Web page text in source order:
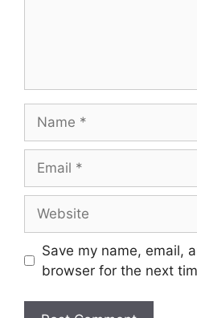
Save my name, email,
browser for the next